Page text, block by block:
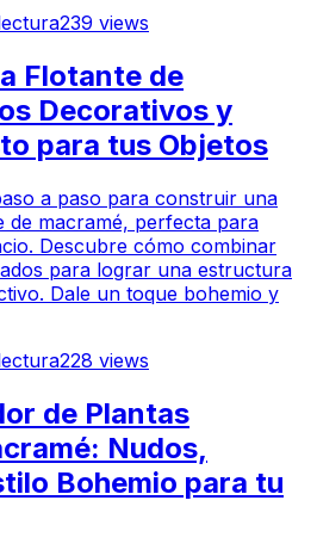
239 views
Flotante de
Decorativos y
para tus Objetos
a paso para construir una
de macramé, perfecta para
Descubre cómo combinar
para lograr una estructura
Dale un toque bohemio y
228 views
de Plantas
Nudos,
Bohemio para tu